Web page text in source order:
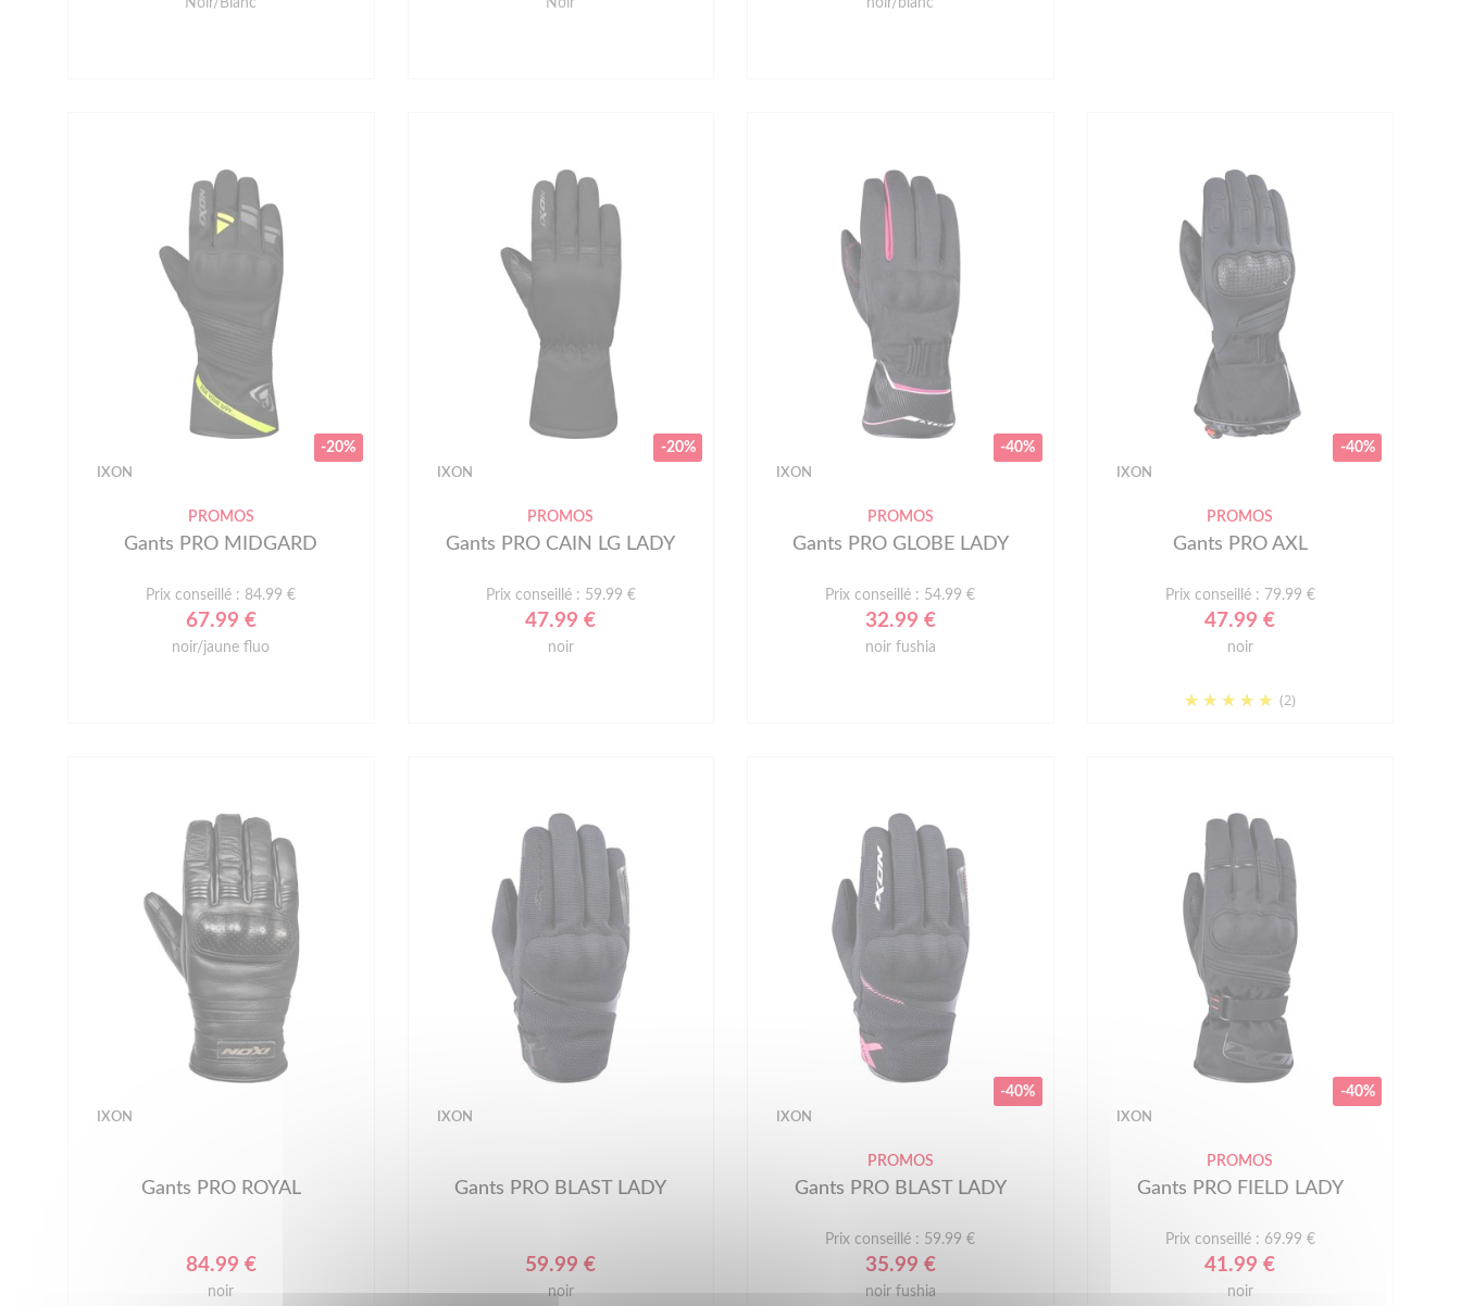
Noir/Blanc Noir noir/blanc
-20%
IXON
PROMOS
Gants PRO MIDGARD
Prix conseillé : 84.99 €
67.99 €
noir/jaune fluo
-20%
IXON
PROMOS
Gants PRO CAIN LG LADY
Prix conseillé : 59.99 €
47.99 €
noir
-40%
IXON
PROMOS
Gants PRO GLOBE LADY
Prix conseillé : 54.99 €
32.99 €
noir fushia
-40%
IXON
PROMOS
Gants PRO AXL
Prix conseillé : 79.99 €
47.99 €
noir
(2)
IXON
Gants PRO ROYAL
84.99 €
noir
IXON
Gants PRO BLAST LADY
59.99 €
noir
-40%
IXON
PROMOS
Gants PRO BLAST LADY
Prix conseillé : 59.99 €
35.99 €
noir fushia
-40%
IXON
PROMOS
Gants PRO FIELD LADY
Prix conseillé : 69.99 €
41.99 €
noir